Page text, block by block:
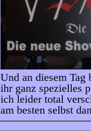
Und an diesem Tag
ihr ganz spezielles
ich leider total
am besten selbst